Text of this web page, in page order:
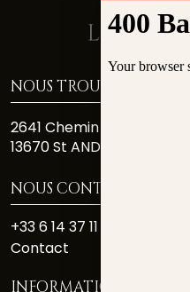
NOUS TROUVER
2641 Chemin Des Costiéres
13670 St ANDIOL
NOUS CONTACTER
+33 6 14 37 11 81
Contact
INFORMATIONS